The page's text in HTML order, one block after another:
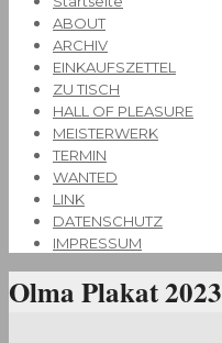
Menu
ABOUT
ARCHIV
EINKAUFSZETTEL
ZU TISCH
HALL OF PLEASURE
MEISTERWERK
TERMIN
WANTED
LINK
DATENSCHUTZ
IMPRESSUM
Olma Plakat 2023